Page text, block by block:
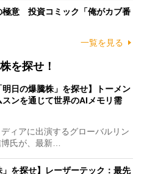
極意 投資コミック「俺がカブ番
一覧を見る
を探せ！
明日の爆騰株」を探せ】トーメン
ンを通じて世界のAIメモリ需
ィアに出演するグローバルリン
博氏が、最新…
」を探せ】レーザーテック：最先